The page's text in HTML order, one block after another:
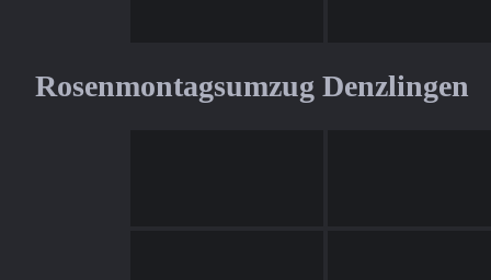
Rosenmontagsumzug Denzlingen